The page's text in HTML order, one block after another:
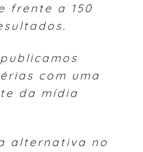
frente a 150
com uma
da mídia
alternativa no